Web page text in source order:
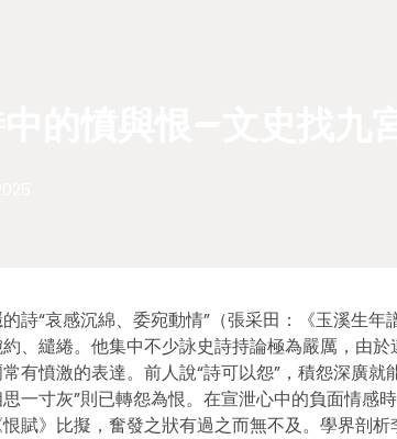
詩“哀感沉綿、委宛動情”（張采田：《玉溪生
、繾綣。他集中不少詠史詩持論極為嚴厲，由
有憤激的表達。前人說“詩可以怨”，積怨深廣
一寸灰”則已轉怨為恨。在宣泄心中的負面情感
賦》比擬，奮發之狀有過之而無不及。學界剖析